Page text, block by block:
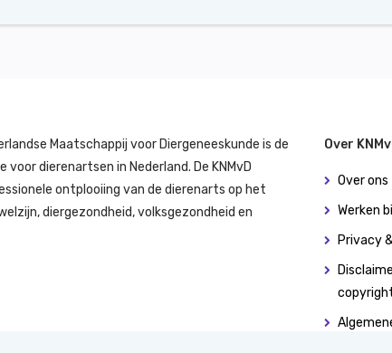
Maatschappij voor Diergeneeskunde is de
voor dierenartsen in Nederland. De KNMvD
ontplooiing van de dierenarts op het
diergezondheid, volksgezondheid en
Over
Over ons
Werken
Privacy